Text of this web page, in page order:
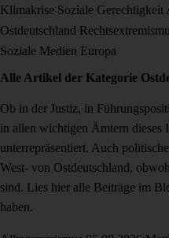
Klimakrise Soziale Gerechtigkeit
Ostdeutschland
Soziale Medien Europa
Alle Artikel der Kategorie
Ob in der Justiz, in
in allen wichtigen Ämtern dieses
unterrepräsentiert. Auch
West- von Ostdeutschland,
sind. Lies hier alle Beiträge im
haben.